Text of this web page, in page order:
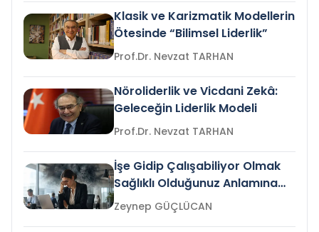
Klasik ve Karizmatik Modellerin
Ötesinde “Bilimsel Liderlik”
Prof.Dr. Nevzat TARHAN
Nöroliderlik ve Vicdani Zekâ:
Geleceğin Liderlik Modeli
Prof.Dr. Nevzat TARHAN
İşe Gidip Çalışabiliyor Olmak
Sağlıklı Olduğunuz Anlamına
Gelir mi?Zeynep GÜÇLÜCAN